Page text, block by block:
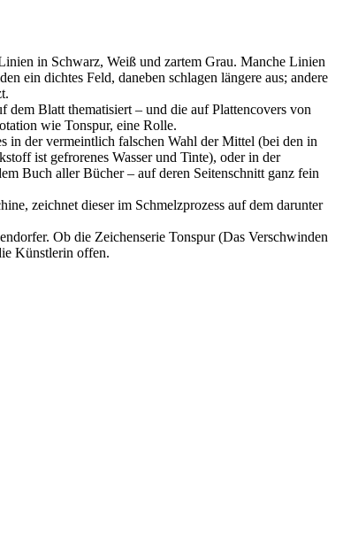
in Schwarz, Weiß und zartem Grau. Manche Linien
ein dichtes Feld, daneben schlagen längere aus; andere
Blatt thematisiert – und die auf Plattencovers von
wie Tonspur, eine Rolle.
in der vermeintlich falschen Wahl der Mittel (bei den in
ist gefrorenes Wasser und Tinte), oder in der
Buch aller Bücher – auf deren Seitenschnitt ganz fein
zeichnet dieser im Schmelzprozess auf dem darunter
Ob die Zeichenserie Tonspur (Das Verschwinden
Künstlerin offen.